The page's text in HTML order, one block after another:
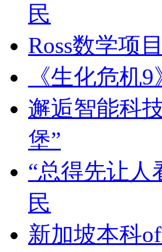
民
Ross数学项
《生化危机
邂逅智能科
堡”
“总得先让人
民
新加坡本科